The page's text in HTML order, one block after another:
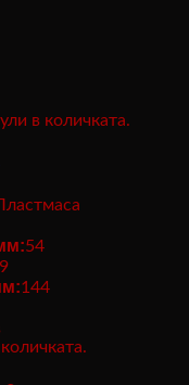
в количката.
54
144